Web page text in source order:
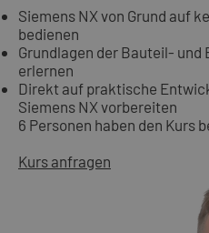
Siemens NX von Grund auf
bedienen
Grundlagen der Bauteil-
erlernen
Direkt auf praktische
Siemens NX vorbereiten
6 Personen haben den Kurs
Kurs anfragen